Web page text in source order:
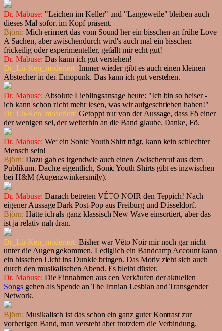
Dr. Mabuse: "Leichen im Keller" und "Langeweile" bleiben auch
dieses Mal sofort im Kopf präsent.
Björn: Mich erinnert das vom Sound her ein bisschen an frühe Love
A Sachen, aber zwischendurch wird's auch mal ein bisschen
frickeilig oder experimenteller, gefällt mir echt gut!
Dr. Mabuse: Das kann ich gut verstehen!
Dr_Lü-Ken_moderiert: Immer wieder gibt es auch einen kleinen
Abstecher in den Emopunk. Das kann ich gut verstehen.
Dr. Mabuse: Absolute Lieblingsansage heute: "Ich bin so heiser -
ich kann schon nicht mehr lesen, was wir aufgeschrieben haben!"
Dr_Lü-Ken_moderiert: Getoppt nur von der Aussage, dass Fö einer
der wenigen sei, der weiterhin an die Band glaube. Danke, Fö.
Dr. Mabuse: Wer ein Sonic Youth Shirt trägt, kann kein schlechter
Mensch sein!
Björn: Dazu gab es irgendwie auch einen Zwischenruf aus dem
Publikum. Dachte eigentlich, Sonic Youth Shirts gibt es inzwischen
bei H&M (Augenzwinkersmily).
Dr. Mabuse: Danach betreten VÉTO NOIR den Teppich! Nach
eigener Aussage Dark Post-Pop aus Freiburg und Düsseldorf.
Björn: Hätte ich als ganz klassisch New Wave einsortiert, aber das
ist ja relativ nah dran.
Dr_Lü-Ken_moderiert: Bisher war Véto Noir mir noch gar nicht
unter die Augen gekommen. Lediglich ein Bandcamp Account kann
ein bisschen Licht ins Dunkle bringen. Das Motiv zieht sich auch
durch den musikalischen Abend. Es bleibt düster.
Dr. Mabuse: Die Einnahmen aus den Verkäufen der aktuellen
Songs gehen als Spende an The Iranian Lesbian and Transgender
Network.
Björn: Musikalisch ist das schon ein ganz guter Kontrast zur
vorherigen Band, man versteht aber trotzdem die Verbindung.